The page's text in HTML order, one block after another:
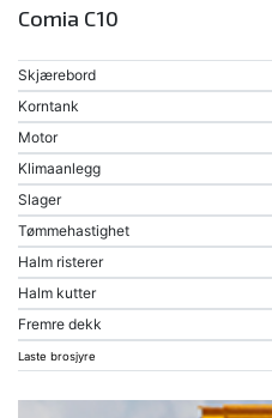
Comia C10
Skjærebord
Korntank
Motor
Klimaanlegg
Slager
Tømmehastighet
Halm risterer
Halm kutter
Fremre dekk
Laste brosjyre